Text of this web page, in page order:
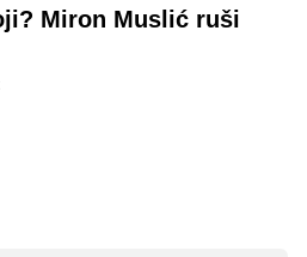
Miron Muslić ruši